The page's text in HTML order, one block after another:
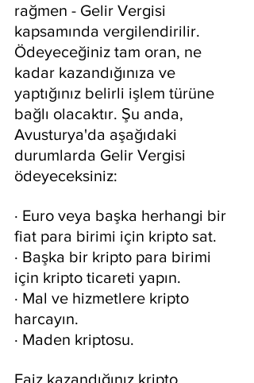
rağmen - Gelir Vergisi
kapsamında vergilendirilir.
Ödeyeceğiniz tam oran, ne
kadar kazandığınıza ve
yaptığınız belirli işlem türüne
bağlı olacaktır. Şu anda,
Avusturya'da aşağıdaki
durumlarda Gelir Vergisi
ödeyeceksiniz:
· Euro veya başka herhangi bir
fiat para birimi için kripto sat.
· Başka bir kripto para birimi
için kripto ticareti yapın.
· Mal ve hizmetlere kripto
harcayın.
· Maden kriptosu.
Faiz kazandığınız kripto